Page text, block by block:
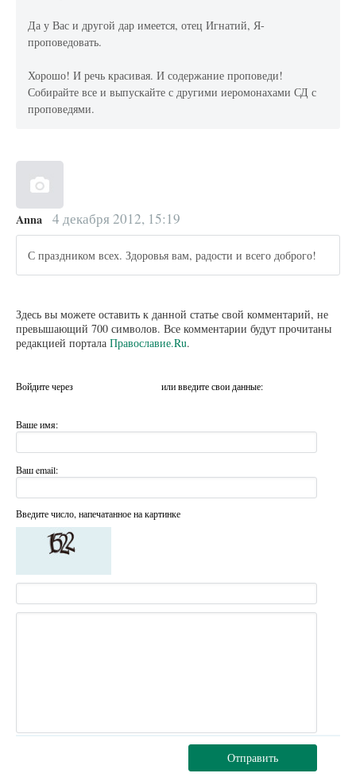
Да у Вас и другой дар имеется, отец Игнатий, Я-
проповедовать.
Хорошо! И речь красивая. И содержание проповеди!
Собирайте все и выпускайте с другими иеромонахами СД с
проповедями.
Anna 4 декабря 2012, 15:19
С праздником всех. Здоровья вам, радости и всего доброго!
Здесь вы можете оставить к данной статье свой комментарий, не
превышающий 700 символов. Все комментарии будут прочитаны
редакцией портала Православие.Ru.
Войдите через или введите свои данные:
Ваше имя:
Ваш email:
Введите число, напечатанное на картинке
Отправить